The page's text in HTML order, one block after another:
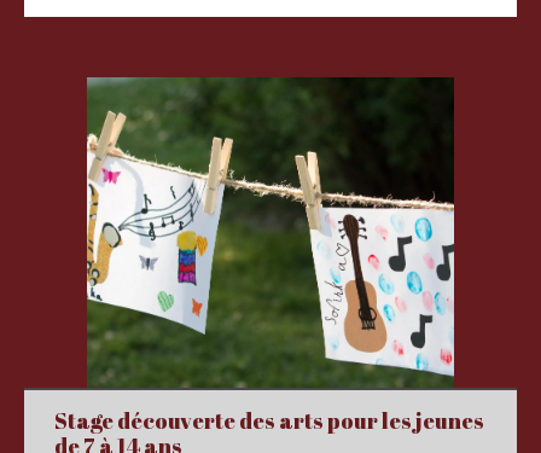
Stage découverte des arts pour les jeunes
de 7 à 14 ans